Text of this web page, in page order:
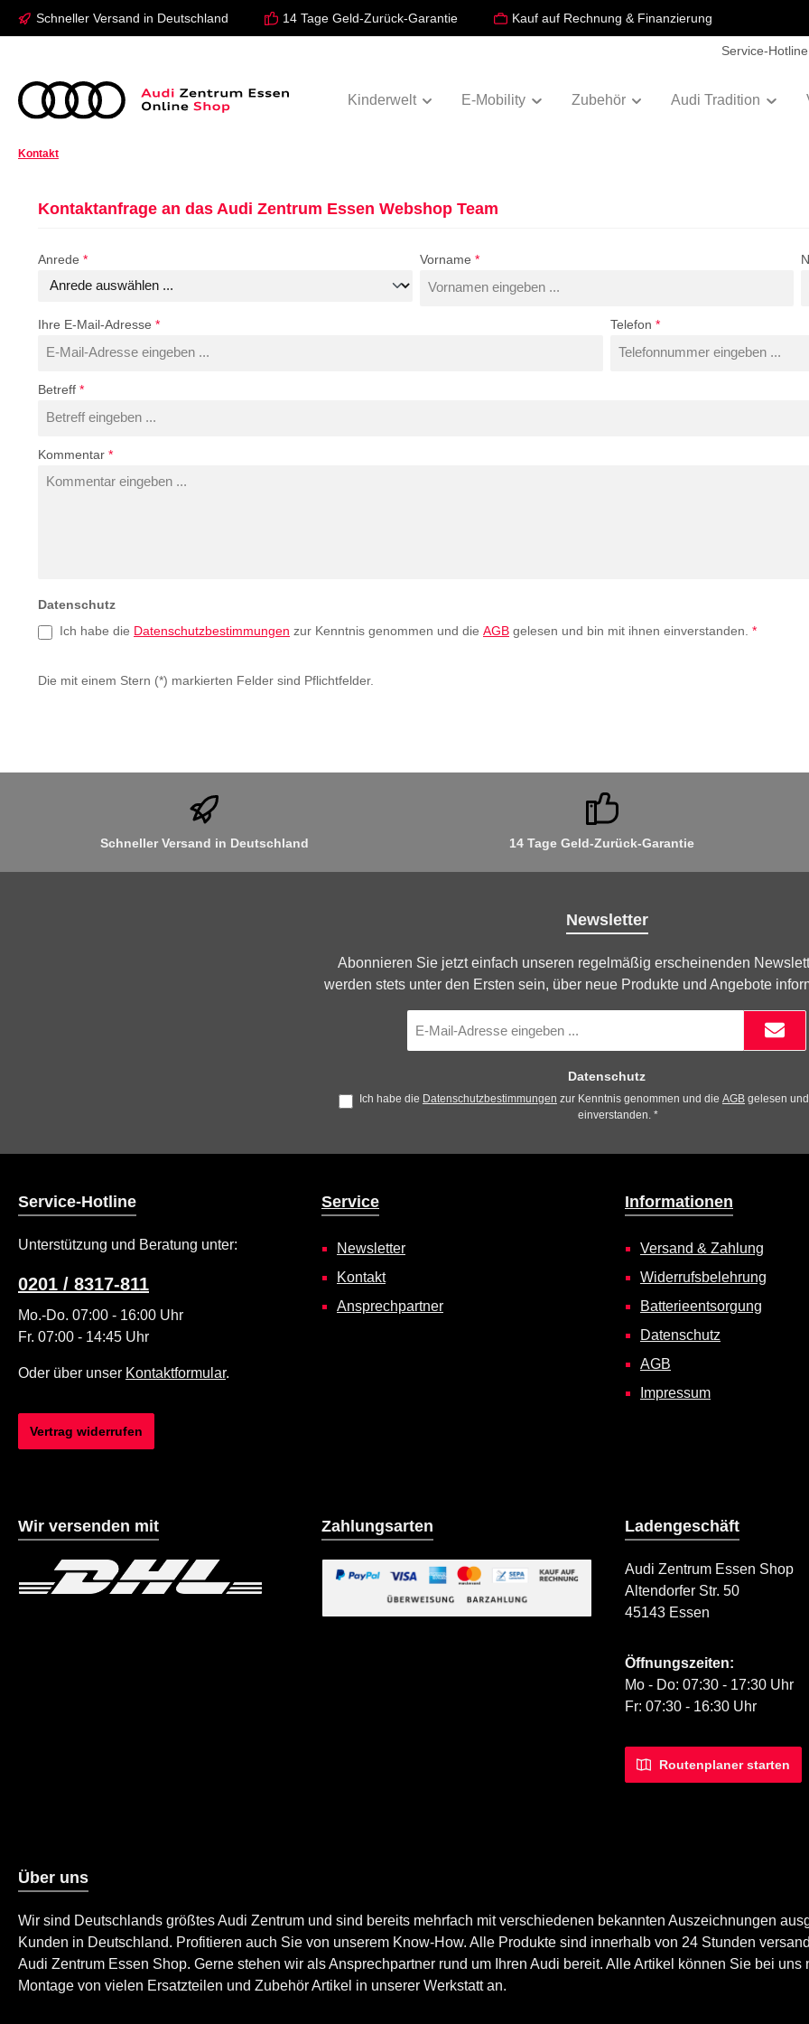
Hauptinhalt springen
Zur Suche springen
Zur Hauptnavigation springen
Schneller Versand in Deutschland 14 Tage Geld-Zurück-Garantie Kauf auf Rechnung & Finanzierung
Service-Hotline
Modelle Bekleidung Kinderwelt E-Mobility Zubehör Audi Tradition
Kontakt
Kontaktanfrage an das Audi Zentrum Essen Webshop Team
Anrede * Vorname *
Ihre E-Mail-Adresse * Telefon *
Betreff *
Kommentar *
Datenschutz
Ich habe die Datenschutzbestimmungen zur Kenntnis genommen und die AGB gelesen und bin mit ihnen einverstanden. *
Die mit einem Stern (*) markierten Felder sind Pflichtfelder.
Schneller Versand in Deutschland 14 Tage Geld-Zurück-Garantie
Newsletter
Abonnieren Sie jetzt einfach unseren regelmäßig erscheinenden
werden stets unter den Ersten sein, über neue Produkte und Angebote
Mail-
Datenschutz
Ich habe die Datenschutzbestimmungen zur Kenntnis genommen und die AGB gelesen
einverstanden. *
Service-Hotline
Unterstützung und Beratung unter:
0201 / 8317-811
Mo.-Do. 07:00 - 16:00 Uhr
Fr. 07:00 - 14:45 Uhr
Oder über unser Kontaktformular.
Vertrag widerrufen
Service
Newsletter
Kontakt
Ansprechpartner
Informationen
Versand & Zahlung
Widerrufsbelehrung
Batterieentsorgung
Datenschutz
AGB
Impressum
Wir versenden mit
Benutzerdefiniertes Bild 2
Zahlungsarten Ladengeschäft
Audi Zentrum Essen Shop
Altendorfer Str. 50
45143 Essen
Öffnungszeiten:
Mo - Do: 07:30 - 17:30 Uhr
Fr: 07:30 - 16:30 Uhr
Routenplaner starten
Über uns
Wir sind Deutschlands größtes Audi Zentrum und sind bereits mehrfach mit verschiedenen bekannten Auszeichnungen
Kunden in Deutschland. Profitieren auch Sie von unserem Know-How. Alle Produkte sind innerhalb von 24 Stunden
Audi Zentrum Essen Shop. Gerne stehen wir als Ansprechpartner rund um Ihren Audi bereit. Alle Artikel können Sie bei
Montage von vielen Ersatzteilen und Zubehör Artikel in unserer Werkstatt an.